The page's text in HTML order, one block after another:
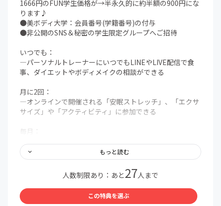
1666円のFUN学生価格が→半永久的に約半額の900円にな
ります♪
●美ボディ大学：会員番号(学籍番号)の付与
●非公開のSNS＆秘密の学生限定グループへご招待
︎いつでも：
―パーソナルトレーナーにいつでもLINEやLIVE配信で食
事、ダイエットやボディメイクの相談ができる
月に2回：
―オンラインで開催される「安眠ストレッチ」、「エクサ
サイズ」や「アクティビティ」に参加できる
毎月：
―会員限定の記事や動画コンテンツを閲覧可能
―会員限定の活動報告が受け取れる(アクティビティや非公
開コミュニティ等にて)
― 学長、理事長等のダイエット＆健康コラムの連載原稿
(新聞や雑誌等)が買わなくても毎月見れる
もっと読む
人数制限あり：あと27人まで
この特典を選ぶ